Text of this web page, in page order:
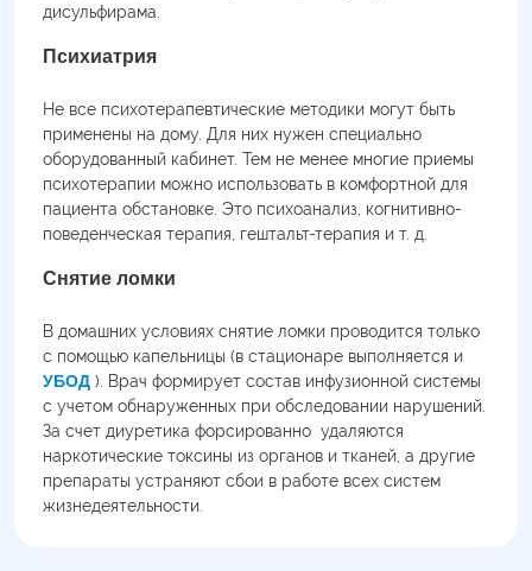
дисульфирама.
Психиатрия
Не все психотерапевтические методики могут быть
применены на дому. Для них нужен специально
оборудованный кабинет. Тем не менее многие приемы
психотерапии можно использовать в комфортной для
пациента обстановке. Это психоанализ, когнитивно-
поведенческая терапия, гештальт-терапия и т. д.
Снятие ломки
В домашних условиях снятие ломки проводится только
с помощью капельницы (в стационаре выполняется и
УБОД ). Врач формирует состав инфузионной системы
с учетом обнаруженных при обследовании нарушений.
За счет диуретика форсированно удаляются
наркотические токсины из органов и тканей, а другие
препараты устраняют сбои в работе всех систем
жизнедеятельности.